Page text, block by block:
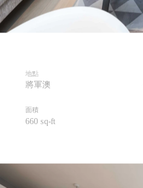
地點
將軍澳
面積
660 sq-ft